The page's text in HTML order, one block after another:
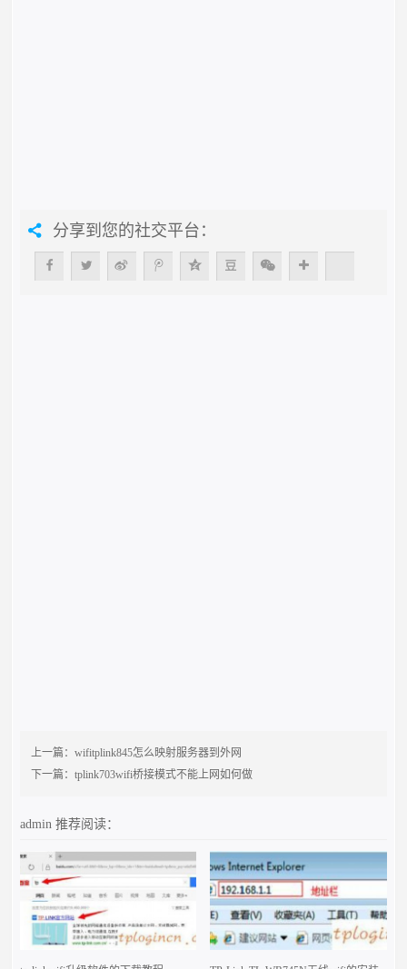
分享到您的社交平台：
上一篇：wifitplink845怎么映射服务器到外网
下一篇：tplink703wifi桥接模式不能上网如何做
admin推荐阅读：